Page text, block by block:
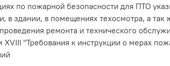
по пожарной безопасности для ПТО
в здании, в помещениях техосмотра, а
ремонта и технического
"Требования к инструкции о мерах